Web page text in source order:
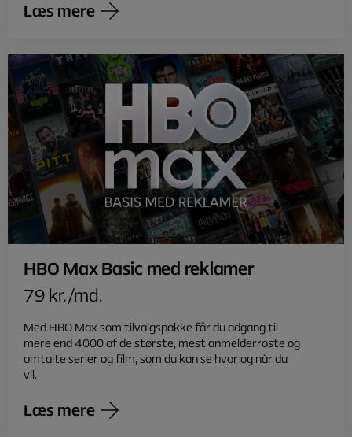
Læs mere
HBO Max Basic med reklamer
79 kr./md.
Med HBO Max som tilvalgspakke får du adgang til
mere end 4000 af de største, mest anmelderroste og
omtalte serier og film, som du kan se hvor og når du
vil.
Læs mere